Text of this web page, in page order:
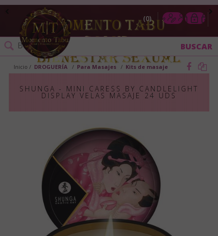
0
Inicio DROGUERÍA Para Masajes Kits de masaje
SHUNGA - MINI CARESS BY CANDLELIGHT
DISPLAY VELAS MASAJE 24 UDS